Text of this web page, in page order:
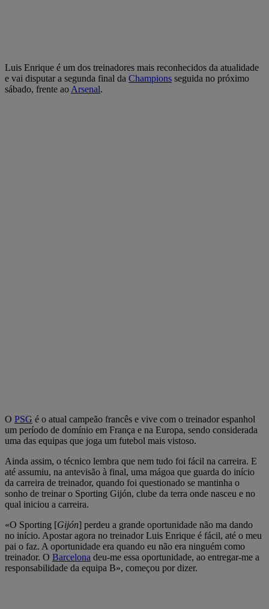
Luis Enrique é um dos treinadores mais reconhecidos da atualidade
e vai disputar a segunda final da Champions seguida no próximo
sábado, frente ao Arsenal.
O PSG é o atual campeão francês e vive com o treinador espanhol
um período de domínio em França e na Europa, sendo considerada
uma das equipas que joga um futebol mais vistoso.
Ainda assim, o técnico lembra que nem tudo foi fácil na carreira. E
até assumiu, na antevisão à final, uma mágoa que guarda do início
da carreira de treinador, quando foi questionado se mantinha o
sonho de treinar o Sporting Gijón, clube da terra onde nasceu e no
qual iniciou a carreira.
«O Sporting [Gijón] perdeu a grande oportunidade não ma dando
no início. Apostar agora no treinador Luis Enrique é fácil, até o meu
pai o faz. A oportunidade era quando eu não era ninguém como
treinador. O Barcelona deu-me essa oportunidade, ao entregar-me a
responsabilidade da equipa B», começou por dizer.